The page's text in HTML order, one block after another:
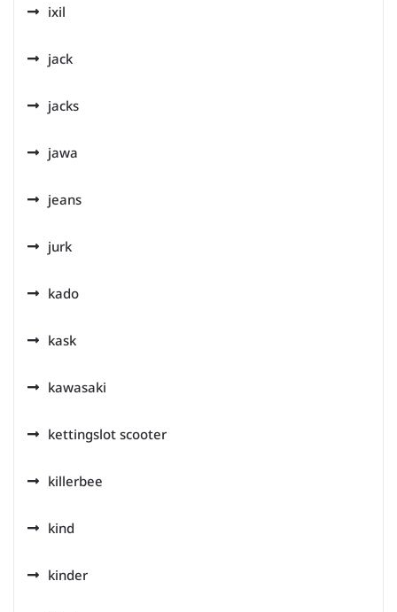
ixil
jack
jacks
jawa
jeans
jurk
kado
kask
kawasaki
kettingslot scooter
killerbee
kind
kinder